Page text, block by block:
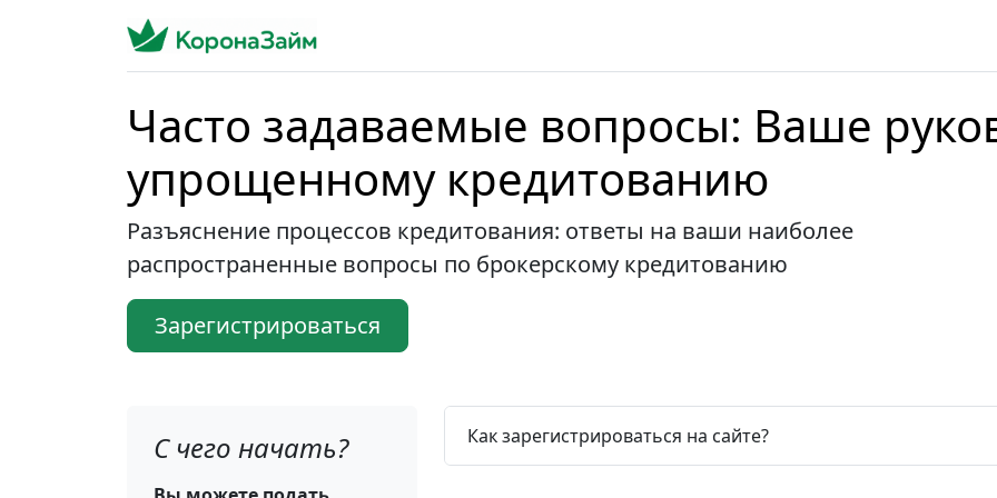
Часто задаваемые вопросы: Ваше
упрощенному кредитованию
Разъяснение процессов кредитования: ответы на ваши наиболее
распространенные вопросы по брокерскому кредитованию
Зарегистрироваться
С чего начать? Как зарегистрироваться на сайте?